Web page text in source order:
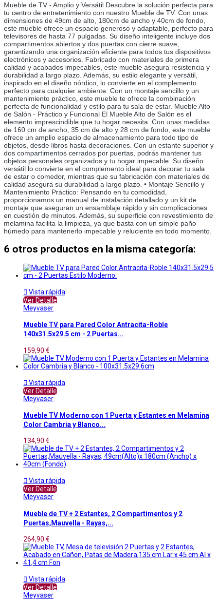
Mueble de TV - Amplio y Versátil Descubre la solución perfecta para
tu centro de entretenimiento con nuestro Mueble de TV. Con unas
dimensiones de 49cm de alto, 180cm de ancho y 40cm de fondo,
este mueble ofrece un espacio generoso y adaptable, perfecto para
televisores de hasta 77 pulgadas. Su diseño inteligente incluye dos
compartimentos abiertos y dos puertas con cierre suave,
garantizando una organización eficiente para todos tus dispositivos
electrónicos y accesorios. Fabricado con materiales de primera
calidad y acabados impecables, este mueble asegura resistencia y
durabilidad a largo plazo. Además, su estilo elegante y versátil,
inspirado en el diseño nórdico, lo convierte en el complemento
perfecto para cualquier ambiente. Con un montaje sencillo y un
mantenimiento práctico, este mueble te ofrece la combinación
perfecta de funcionalidad y estilo para tu sala de estar. Mueble Alto
de Salón - Práctico y Funcional El Mueble Alto de Salón es el
elemento imprescindible que tu hogar necesita. Con unas medidas
de 160 cm de ancho, 35 cm de alto y 28 cm de fondo, este mueble
ofrece un amplio espacio de almacenamiento para todo tipo de
objetos, desde libros hasta decoraciones. Con un estante superior y
dos compartimentos cerrados por puertas, podrás mantener tus
objetos personales organizados y tu hogar impecable. Su diseño
versátil lo convierte en el complemento ideal para decorar tu sala
de estar o comedor, mientras que su fabricación con materiales de
calidad asegura su durabilidad a largo plazo. • Montaje Sencillo y
Mantenimiento Práctico: Pensando en tu comodidad,
proporcionamos un manual de instalación detallado y un kit de
montaje que aseguran un ensamblaje rápido y sin complicaciones
en cuestión de minutos. Además, su superficie con revestimiento de
melamina facilita la limpieza, ya que basta con un simple paño
húmedo para mantenerlo impecable y reluciente en todo momento.
6 otros productos en la misma categoría:
 Vista rápida
Ver Detalle
Meyvaser
Mueble TV para Pared Color Antracita-Roble
140x31.5x29.5 cm - 2 Puertas...
159,90 €
 Vista rápida
Ver Detalle
Meyvaser
Mueble TV Moderno con 1 Puerta y Estantes en Melamina
Color Cambria y Blanco...
134,90 €
 Vista rápida
Ver Detalle
Meyvaser
Mueble de TV + 2 Estantes, 2 Compartimentos y 2
Puertas,Mauvella - Rayas,...
264,90 €
 Vista rápida
Ver Detalle
Meyvaser